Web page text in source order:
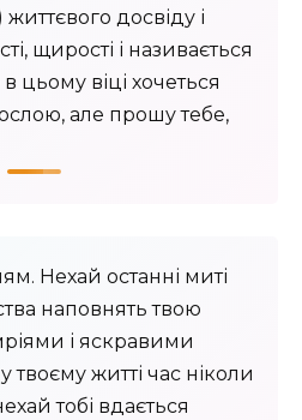
досвіду і
щирості і називається
цьому віці хочеться
але прошу тебе,
Нехай останні миті
наповнять твою
і яскравими
твоєму житті час ніколи
тобі вдається